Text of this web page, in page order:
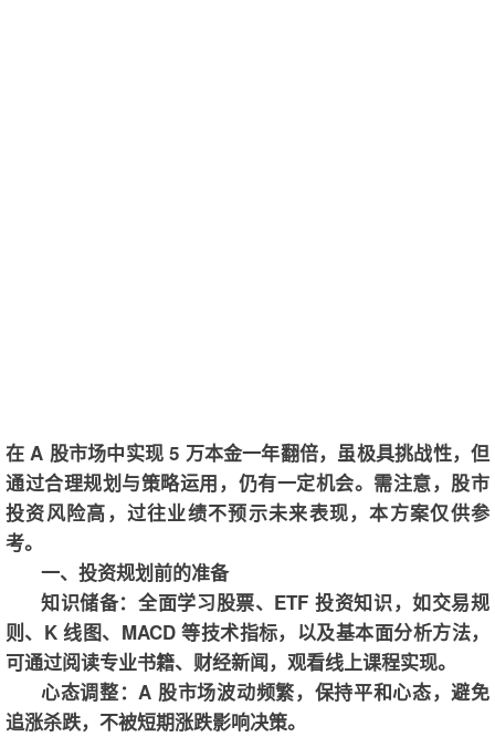
在 A 股市场中实现 5 万本金一年翻倍，虽极具挑战性，但
通过合理规划与策略运用，仍有一定机会。需注意，股市
投资风险高，过往业绩不预示未来表现，本方案仅供参
考。
一、投资规划前的准备
知识储备：全面学习股票、ETF 投资知识，如交易规
则、K 线图、MACD 等技术指标，以及基本面分析方法，
可通过阅读专业书籍、财经新闻，观看线上课程实现。
心态调整：A 股市场波动频繁，保持平和心态，避免
追涨杀跌，不被短期涨跌影响决策。